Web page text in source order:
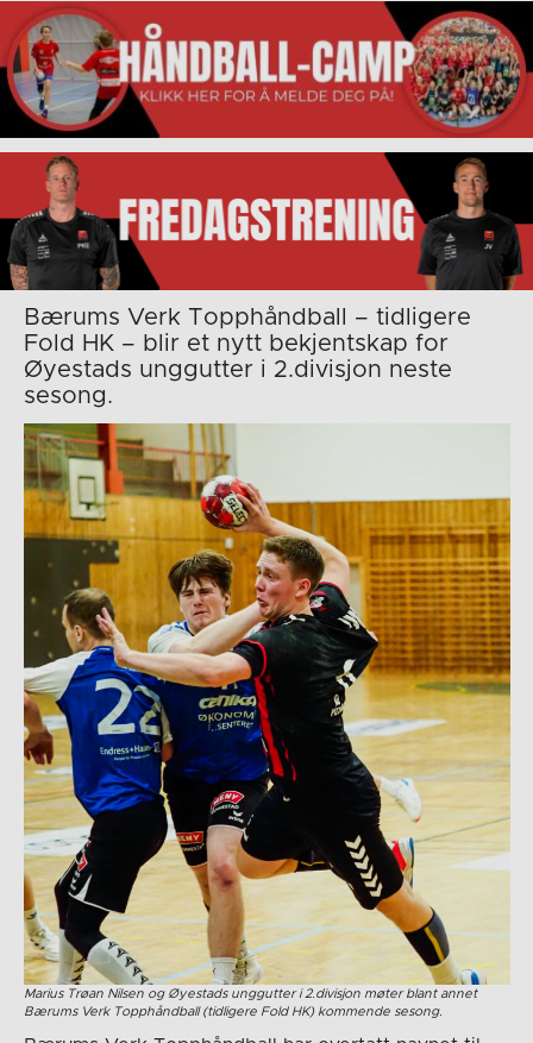
Bærums Verk Topphåndball – tidligere
Fold HK – blir et nytt bekjentskap for
Øyestads unggutter i 2.divisjon neste
sesong.
Marius Trøan Nilsen og Øyestads unggutter i 2.divisjon møter blant annet
Bærums Verk Topphåndball (tidligere Fold HK) kommende sesong.